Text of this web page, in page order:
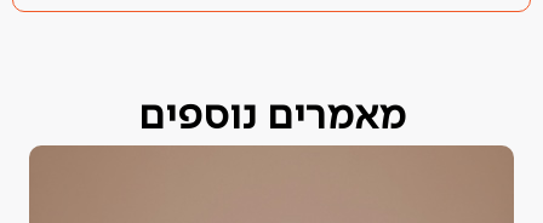
מאמרים נוספים